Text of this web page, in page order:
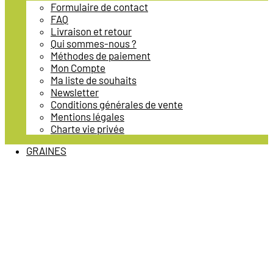
Formulaire de contact
FAQ
Livraison et retour
Qui sommes-nous ?
Méthodes de paiement
Mon Compte
Ma liste de souhaits
Newsletter
Conditions générales de vente
Mentions légales
Charte vie privée
GRAINES